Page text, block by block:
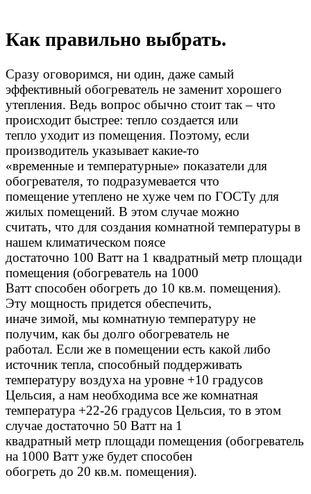
Как правильно выбрать.
Сразу оговоримся, ни один, даже самый
эффективный обогреватель не заменит хорошего
утепления. Ведь вопрос обычно стоит так – что
происходит быстрее: тепло создается или
тепло уходит из помещения. Поэтому, если
производитель указывает какие-то
«временные и температурные» показатели для
обогревателя, то подразумевается что
помещение утеплено не хуже чем по ГОСТу для
жилых помещений. В этом случае можно
считать, что для создания комнатной температуры в
нашем климатическом поясе
достаточно 100 Ватт на 1 квадратный метр площади
помещения (обогреватель на 1000
Ватт способен обогреть до 10 кв.м. помещения).
Эту мощность придется обеспечить,
иначе зимой, мы комнатную температуру не
получим, как бы долго обогреватель не
работал. Если же в помещении есть какой либо
источник тепла, способный поддерживать
температуру воздуха на уровне +10 градусов
Цельсия, а нам необходима все же комнатная
температура +22-26 градусов Цельсия, то в этом
случае достаточно 50 Ватт на 1
квадратный метр площади помещения (обогреватель
на 1000 Ватт уже будет способен
обогреть до 20 кв.м. помещения).